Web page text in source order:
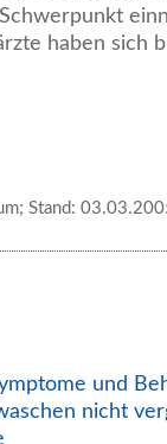
haben sich
Stand:
und
nicht